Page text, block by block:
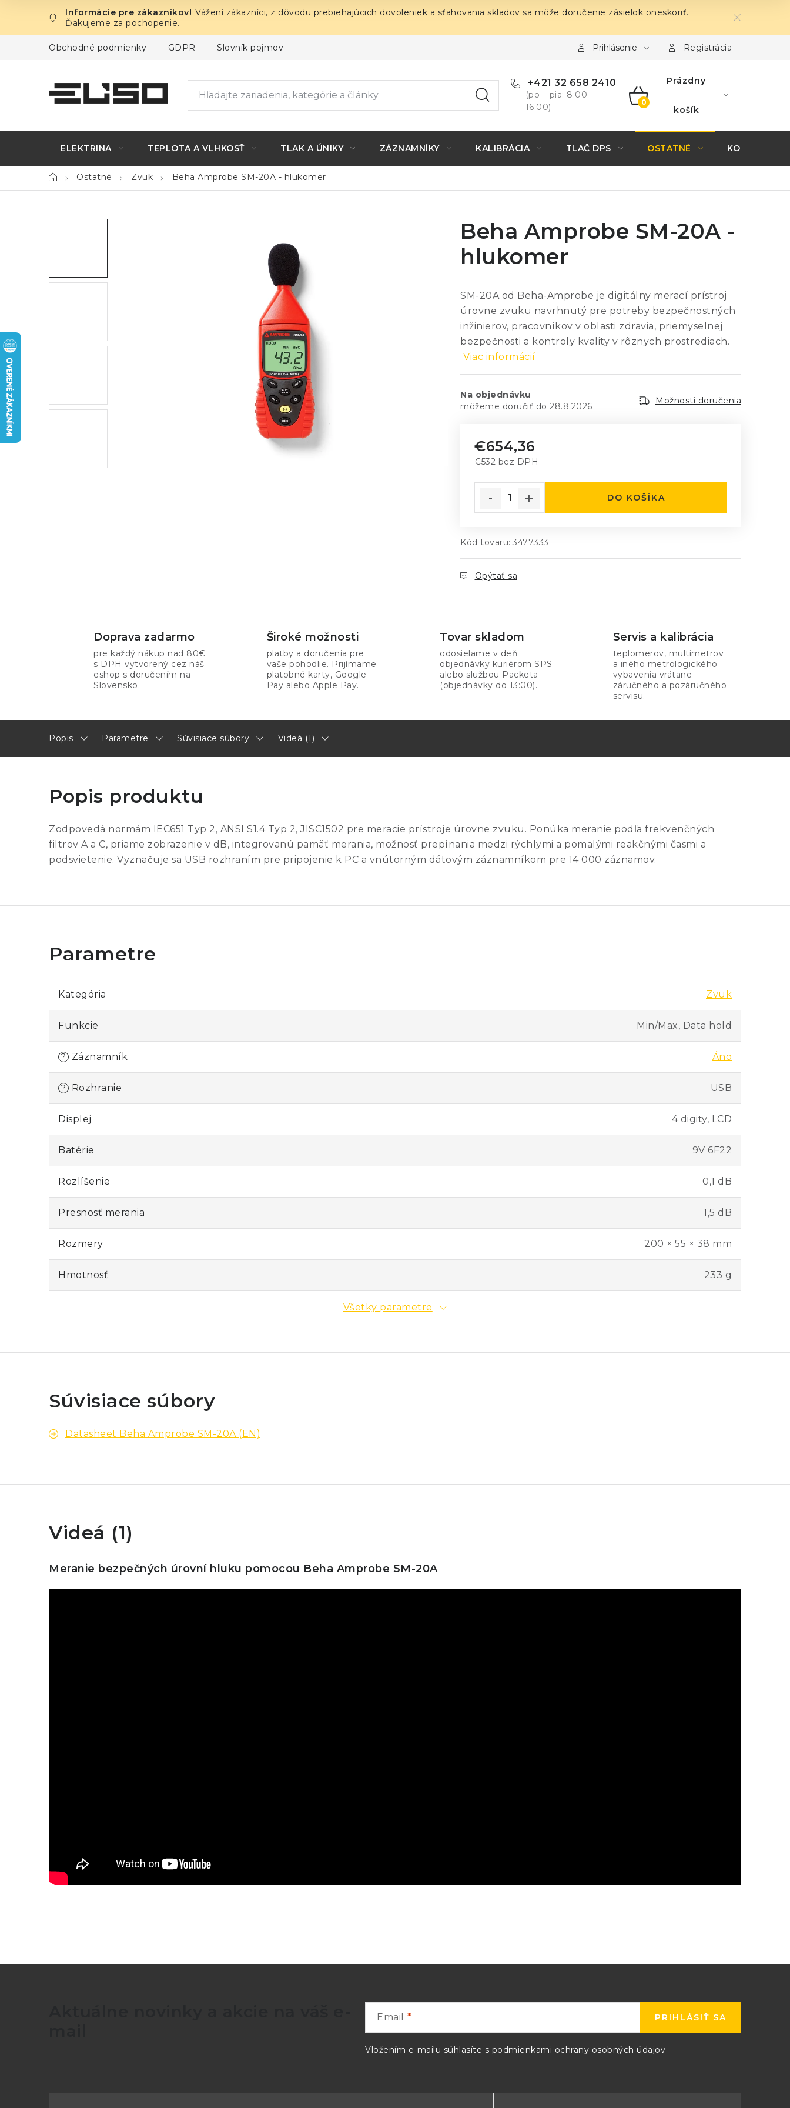
obsah
Vážení zákazníci, z dôvodu prebiehajúcich dovoleniek a sťahovania skladov sa môže doručenie zásielok oneskoriť.
Ďakujeme za pochopenie.
Obchodné podmienky GDPR Slovník pojmov Prihlásenie Registrácia
+421 32 658 2410
(po – pia: 8:00 –
16:00)
NÁKUPNÝ
Prázdny
košík
ELEKTRINA TEPLOTA A VLHKOSŤ TLAK A ÚNIKY ZÁZNAMNÍKY KALIBRÁCIA TLAČ DPS OSTATNÉ KONTAKTY
DomovOstatné Zvuk Beha Amprobe SM-20A - hlukomer
Beha Amprobe SM-20A -
hlukomer
SM-20A od Beha-Amprobe je digitálny merací prístroj
úrovne zvuku navrhnutý pre potreby bezpečnostných
inžinierov, pracovníkov v oblasti zdravia, priemyselnej
bezpečnosti a kontroly kvality v rôznych prostrediach.
Viac informácií
Na objednávku
28.8.2026
Možnosti doručenia
€654,36
€532 bez DPH
DO KOŠÍKA
Kód tovaru: 3477333
Opýtať sa
Doprava zadarmo
pre každý nákup nad 80€
s DPH vytvorený cez náš
eshop s doručením na
Slovensko.
Široké možnosti
platby a doručenia pre
vaše pohodlie. Prijímame
platobné karty, Google
Pay alebo Apple Pay.
Tovar skladom
odosielame v deň
objednávky kuriérom SPS
alebo službou Packeta
(objednávky do 13:00).
Servis a kalibrácia
teplomerov, multimetrov
a iného metrologického
vybavenia vrátane
záručného a pozáručného
servisu.
Popis Parametre Súvisiace súbory Videá (1)
Popis produktu
Zodpovedá normám IEC651 Typ 2, ANSI S1.4 Typ 2, JISC1502 pre meracie prístroje úrovne zvuku. Ponúka meranie podľa frekvenčných
filtrov A a C, priame zobrazenie v dB, integrovanú pamäť merania, možnosť prepínania medzi rýchlymi a pomalými reakčnými časmi a
podsvietenie. Vyznačuje sa USB rozhraním pre pripojenie k PC a vnútorným dátovým záznamníkom pre 14 000 záznamov.
Kategória Zvuk
Funkcie Min/Max, Data hold
? Záznamník Áno
? Rozhranie USB
Displej 4 digity, LCD
Batérie 9V 6F22
Rozlíšenie 0,1 dB
Presnosť merania 1,5 dB
Rozmery 200 × 55 × 38 mm
Hmotnosť 233 g
Všetky parametre
Súvisiace súbory
Datasheet Beha Amprobe SM-20A (EN)
Videá (1)
Meranie bezpečných úrovní hluku pomocou Beha Amprobe SM-20A
Email
Vložením e-mailu súhlasíte s podmienkami ochrany osobných údajov
PRIHLÁSIŤ SA